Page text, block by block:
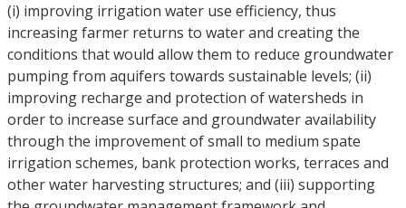
(i) improving irrigation water use efficiency, thus
increasing farmer returns to water and creating the
conditions that would allow them to reduce groundwater
pumping from aquifers towards sustainable levels; (ii)
improving recharge and protection of watersheds in
order to increase surface and groundwater availability
through the improvement of small to medium spate
irrigation schemes, bank protection works, terraces and
other water harvesting structures; and (iii) supporting